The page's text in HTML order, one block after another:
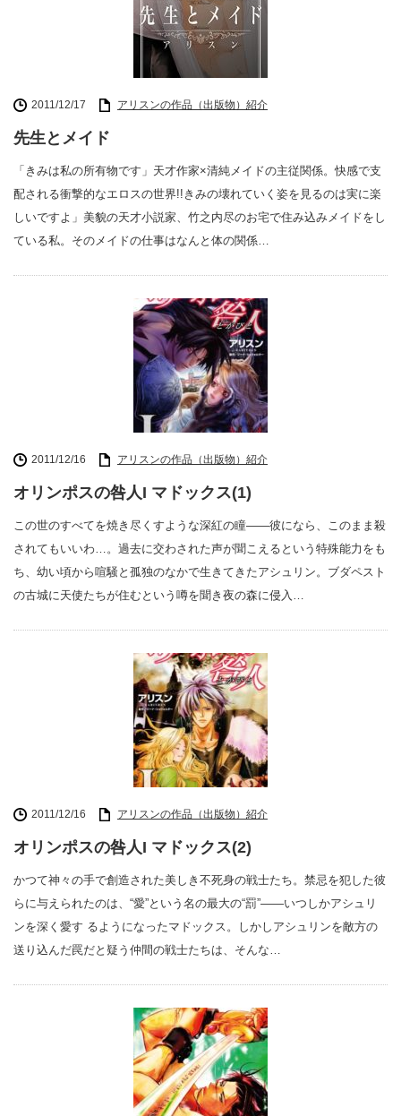
2011/12/17 アリスンの作品（出版物）紹介
先生とメイド
「きみは私の所有物です」天才作家×清純メイドの主従関係。快感で支
配される衝撃的なエロスの世界!!きみの壊れていく姿を見るのは実に楽
しいですよ」美貌の天才小説家、竹之内尽のお宅で住み込みメイドをし
ている私。そのメイドの仕事はなんと体の関係…
2011/12/16 アリスンの作品（出版物）紹介
オリンポスの咎人I マドックス(1)
この世のすべてを焼き尽くすような深紅の瞳――彼になら、このまま殺
されてもいいわ…。過去に交わされた声が聞こえるという特殊能力をも
ち、幼い頃から喧騒と孤独のなかで生きてきたアシュリン。ブダペスト
の古城に天使たちが住むという噂を聞き夜の森に侵入…
2011/12/16 アリスンの作品（出版物）紹介
オリンポスの咎人I マドックス(2)
かつて神々の手で創造された美しき不死身の戦士たち。禁忌を犯した彼
らに与えられたのは、“愛”という名の最大の“罰”――いつしかアシュリ
ンを深く愛す るようになったマドックス。しかしアシュリンを敵方の
送り込んだ罠だと疑う仲間の戦士たちは、そんな…